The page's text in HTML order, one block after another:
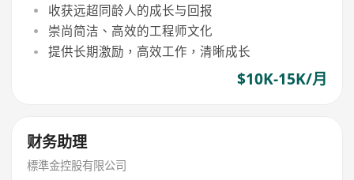
收获远超同龄人的成长与回报
崇尚简洁、高效的工程师文化
提供长期激励，高效工作，清晰成长
$10K-15K/月
财务助理
標準金控股有限公司